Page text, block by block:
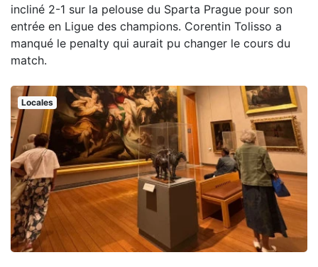
incliné 2-1 sur la pelouse du Sparta Prague pour son
entrée en Ligue des champions. Corentin Tolisso a
manqué le penalty qui aurait pu changer le cours du
match.
Locales